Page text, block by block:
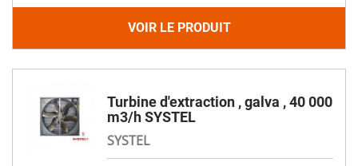
VOIR LE PRODUIT
Turbine d'extraction , galva , 40 000
m3/h SYSTEL
SYSTEL